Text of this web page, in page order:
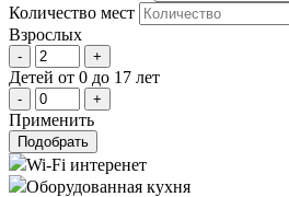
Количеcтво мест
Взрослых
- +
Детей от 0 до 17 лет
- +
Применить
Подобрать
Wi-Fi интеренет
Оборудованная кухня